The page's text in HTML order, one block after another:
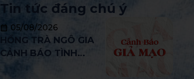
Tin tức đáng chú ý
05/08/2026
HỒNG TRÀ NGÔ GIA
CẢNH BÁO TÌNH